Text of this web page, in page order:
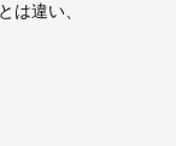
は違い、